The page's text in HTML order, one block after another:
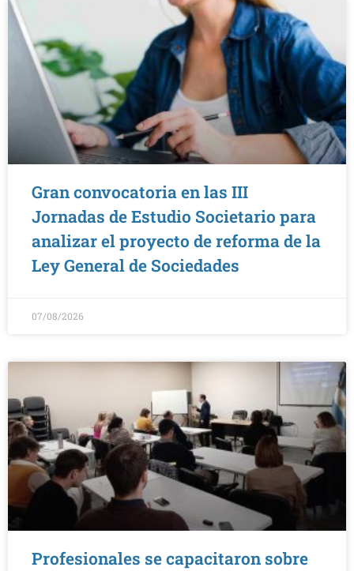
Gran convocatoria en las III
Jornadas de Estudio Societario para
analizar el proyecto de reforma de la
Ley General de Sociedades
07/08/2026
Profesionales se capacitaron sobre